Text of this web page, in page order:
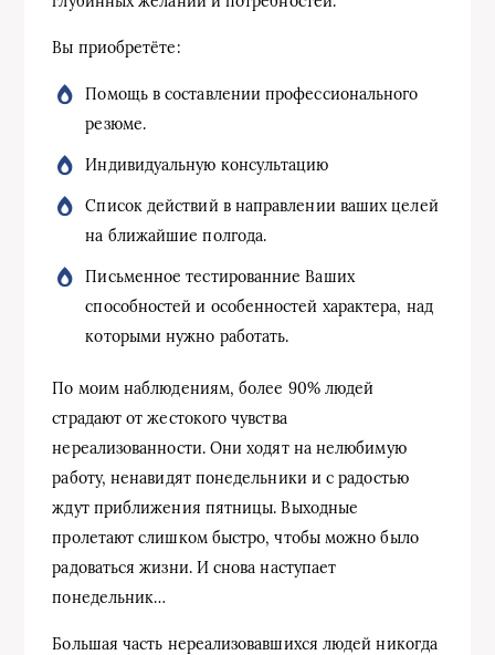
Вы приобретёте:
Помощь в составлении профессионального
резюме.
Индивидуальную консультацию
Список действий в направлении ваших целей
на ближайшие полгода.
Письменное тестированние Ваших
способностей и особенностей характера, над
которыми нужно работать.
По моим наблюдениям, более 90% людей
страдают от жестокого чувства
нереализованности. Они ходят на нелюбимую
работу, ненавидят понедельники и с радостью
ждут приближения пятницы. Выходные
пролетают слишком быстро, чтобы можно было
радоваться жизни. И снова наступает
понедельник…
Большая часть нереализовавшихся людей никогда